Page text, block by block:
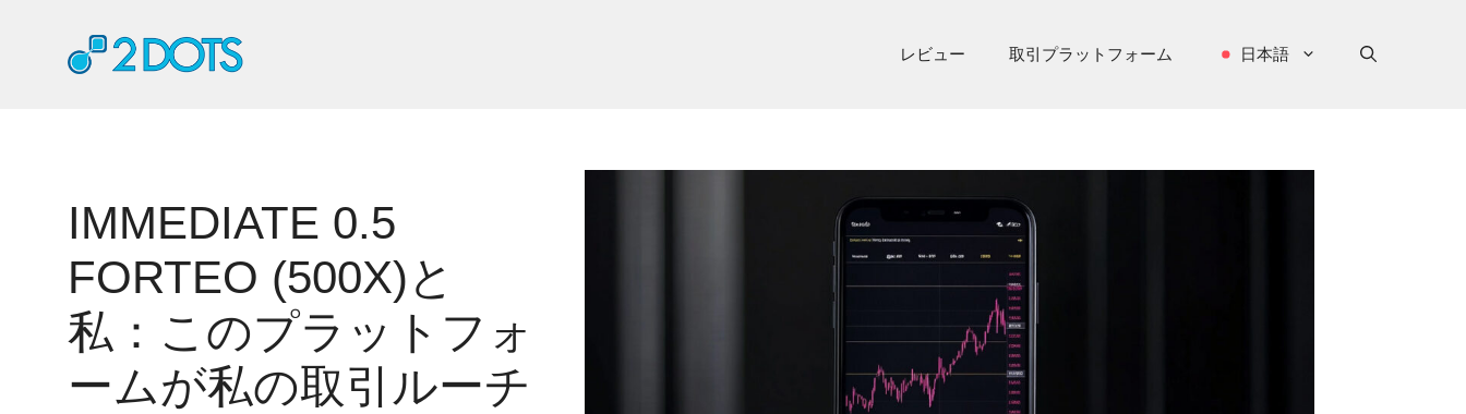
レビュー 取引プラットフォーム 日本語
IMMEDIATE 0.5
FORTEO (500X)と
私：このプラットフォ
ームが私の取引ルーチ